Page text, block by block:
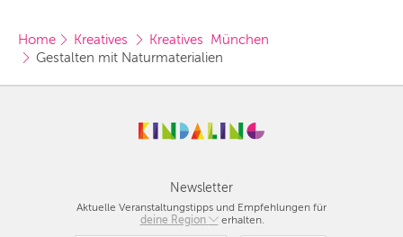
Home Kreatives
Kreatives  München
Gestalten mit Naturmaterialien
Newsletter
Aktuelle Veranstaltungstipps und Empfehlungen für
deine Region
Berlin
erhalten.